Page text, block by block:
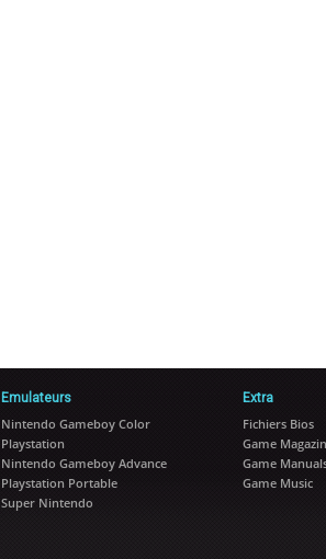
Emulateurs
Nintendo Gameboy Color
Playstation
Nintendo Gameboy Advance
Playstation Portable
Super Nintendo
Extra
Fichiers Bios
Game
Game
Game Music